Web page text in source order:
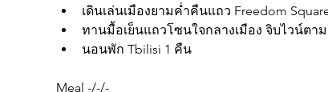
เดินเล่นเมืองยามค่ำคืนแถว Freedom
ทานมื้อเย็นแถวโซนใจกลางเมือง จิบไวน์ตา
นอนพัก Tbilisi 1 คืน
Meal -/-/-